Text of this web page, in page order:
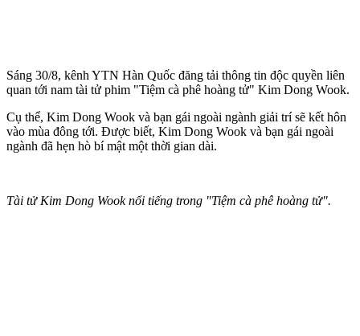
Sáng 30/8, kênh YTN Hàn Quốc đăng tải thông tin độc quyền liên
quan tới nam tài tử phim "Tiệm cà phê hoàng tử" Kim Dong Wook.
Cụ thể, Kim Dong Wook và bạn gái ngoài ngành giải trí sẽ kết hôn
vào mùa đông tới. Được biết, Kim Dong Wook và bạn gái ngoài
ngành đã hẹn hò bí mật một thời gian dài.
Tài tử Kim Dong Wook nổi tiếng trong "Tiệm cà phê hoàng tử".